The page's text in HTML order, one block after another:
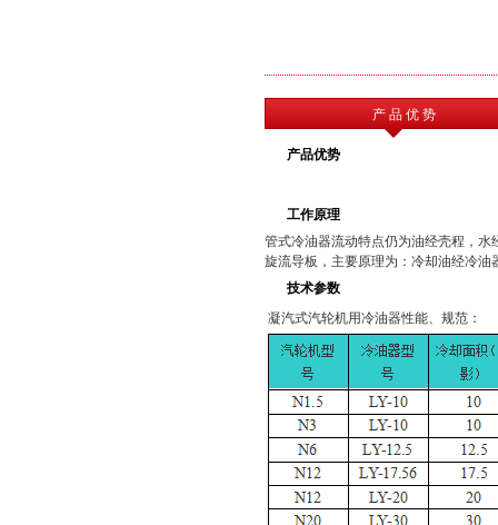
产 品 优 势
产品优势
工作原理
管式冷油器流动特点仍为油经壳程，水
旋流导板，主要原理为：冷却油经冷
技术参数
凝汽式汽轮机用冷油器性能、规范：